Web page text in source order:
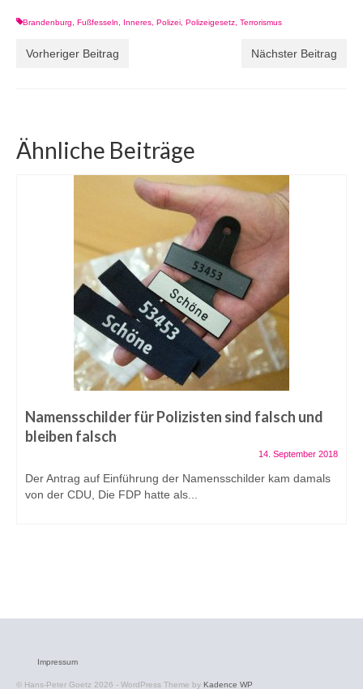
Brandenburg Fußfesseln Inneres Polizei Polizeigesetz Terrorismus
Vorheriger Beitrag Nächster Beitrag
Ähnliche Beiträge
Namensschilder für Polizisten sind falsch und
bleiben falsch
14. September 2018
Der Antrag auf Einführung der Namensschilder kam damals
von der CDU, Die FDP hatte als...
Impressum
© Hans-Peter Goetz 2026 - WordPress Theme by Kadence WP